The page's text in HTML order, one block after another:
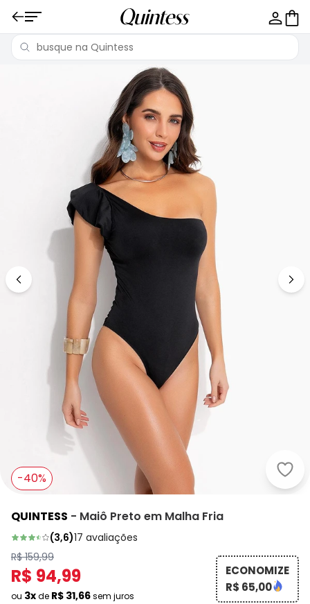
-40%
QUINTESS - Maiô Preto em Malha Fria
(3,6)17 avaliações
R$ 159,99
R$ 94,99
ou 3xde R$ 31,66sem juros
ECONOMIZE
R$ 65,00